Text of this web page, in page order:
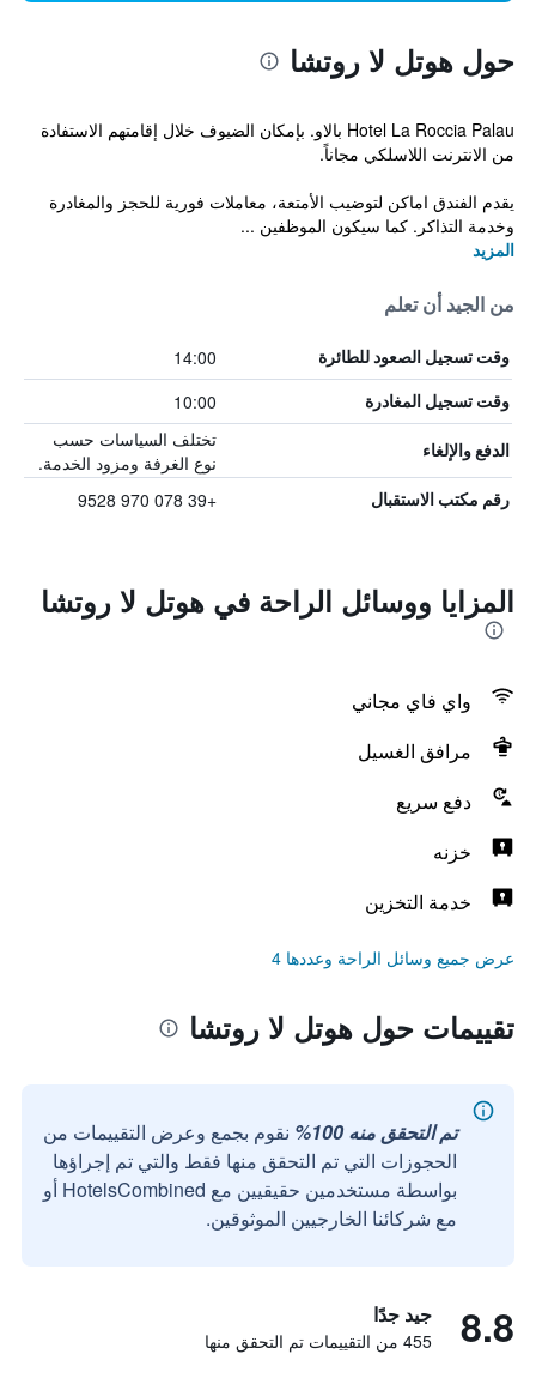
حول هوتل لا روتشا
Hotel La Roccia Palau بالاو. بإمكان الضيوف خلال إقامتهم الاستفادة
من الانترنت اللاسلكي مجاناً.
يقدم الفندق اماكن لتوضيب الأمتعة، معاملات فورية للحجز والمغادرة
وخدمة التذاكر. كما سيكون الموظفين ...
المزيد
من الجيد أن تعلم
وقت تسجيل الصعود للطائرة 14:00
وقت تسجيل المغادرة 10:00
الدفع والإلغاء
تختلف السياسات حسب
نوع الغرفة ومزود الخدمة.
رقم مكتب الاستقبال +39 078 970 9528
المزايا ووسائل الراحة في هوتل لا روتشا
واي فاي مجاني
مرافق الغسيل
دفع سريع
خزنه
خدمة التخزين
عرض جميع وسائل الراحة وعددها 4
تقييمات حول هوتل لا روتشا
تم التحقق منه 100%
نقوم بجمع وعرض التقييمات من
الحجوزات التي تم التحقق منها فقط والتي تم إجراؤها
بواسطة مستخدمين حقيقيين مع HotelsCombined أو
مع شركائنا الخارجيين الموثوقين.
8.8 جيد جدًا
455 من التقييمات تم التحقق منها